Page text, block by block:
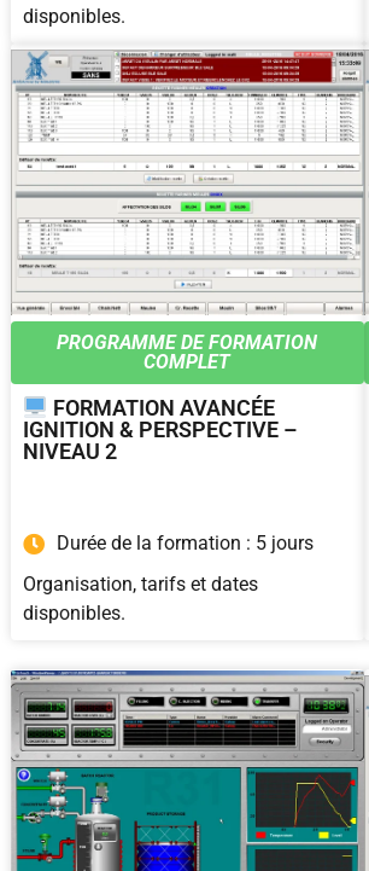
disponibles.
PROGRAMME DE FORMATION
COMPLET
FORMATION AVANCÉE
IGNITION & PERSPECTIVE –
NIVEAU 2
Durée de la formation : 5 jours
Organisation, tarifs et dates
disponibles.